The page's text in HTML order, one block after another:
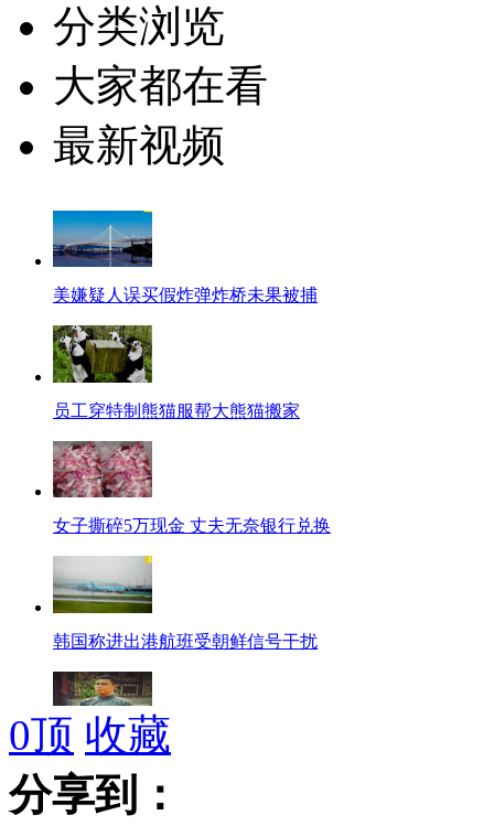
分类浏览
大家都在看
最新视频
美嫌疑人误买假炸弹炸桥未果被捕
员工穿特制熊猫服帮大熊猫搬家
女子撕碎5万现金 丈夫无奈银行兑换
韩国称进出港航班受朝鲜信号干扰
小沈阳演袁阔成穿长衫梳分头
0顶 收藏
分享到：